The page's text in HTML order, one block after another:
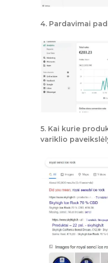
4. Pardavimai
5. Kai kurie
variklio